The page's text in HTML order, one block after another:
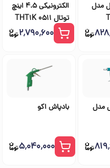
مدل
الکترونیکی 4.5 اینچ
توتال THT1K 0511
۲٬۷۹۰٬۶۰۰
مدل
بادپاش اکو
۵٬۰۴۰٬۰۰۰